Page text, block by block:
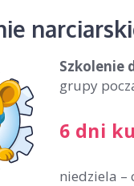
Szkolenie
grupy
6 dni
niedziela –